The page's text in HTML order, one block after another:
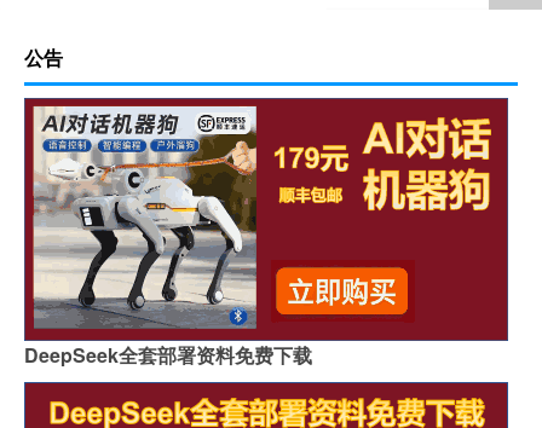
公告
DeepSeek全套部署资料免费下载